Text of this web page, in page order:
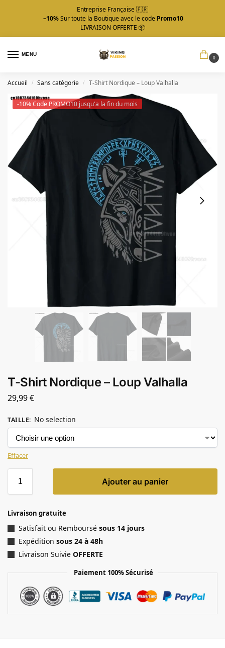
Entreprise Française 🇫🇷
–10%Sur toute la Boutique avec le code Promo10
LIVRAISON OFFERTE 📦
MENU
0
Accueil / Sans catégorie / T-Shirt Nordique – Loup Valhalla
-10% Code PROMO10 jusqu'a la fin du mois
T-Shirt Nordique – Loup Valhalla
29,99€
TAILLE: No selection
Effacer
Ajouter au panier
Livraison gratuite
Satisfait ou Remboursé sous 14 jours
Expédition sous 24 à 48h
Livraison Suivie OFFERTE
Paiement 100% Sécurisé